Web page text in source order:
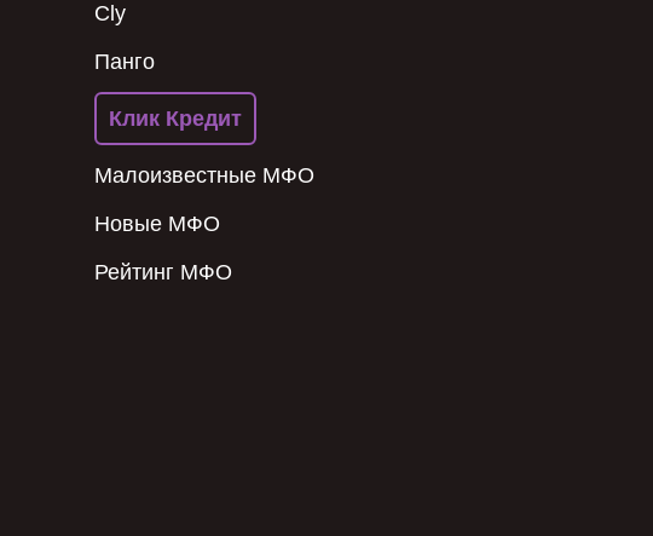
Cly
Панго
Клик Кредит
Малоизвестные МФО
Новые МФО
Рейтинг МФО